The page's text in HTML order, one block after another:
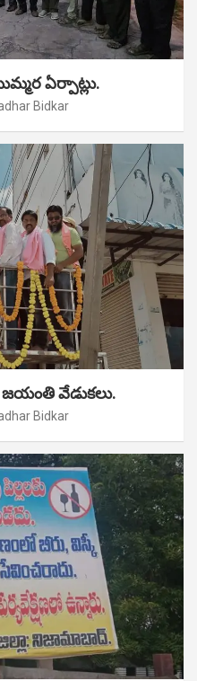
ఏర్పాట్లు.
Bidkar
వేడుకలు.
Bidkar